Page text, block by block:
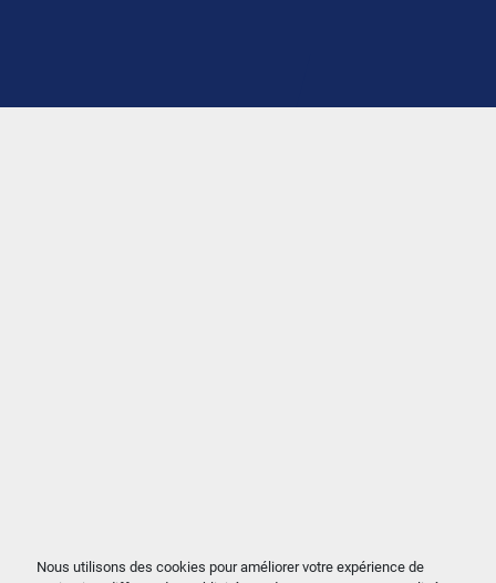
Nous utilisons des cookies pour améliorer votre expérience de